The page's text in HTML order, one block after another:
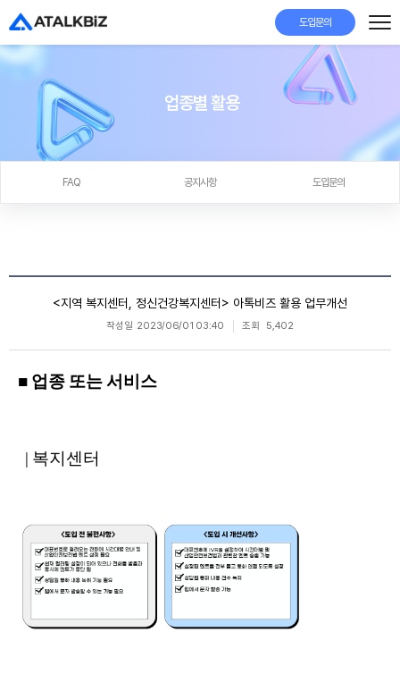
도입문의
업종별 활용
FAQ 공지사항 도입문의
<지역 복지센터, 정신건강복지센터> 아톡비즈 활용 업무개선
작성일 2023/06/01 03:40 조회 5,402
■ 업종 또는 서비스
| 복지센터